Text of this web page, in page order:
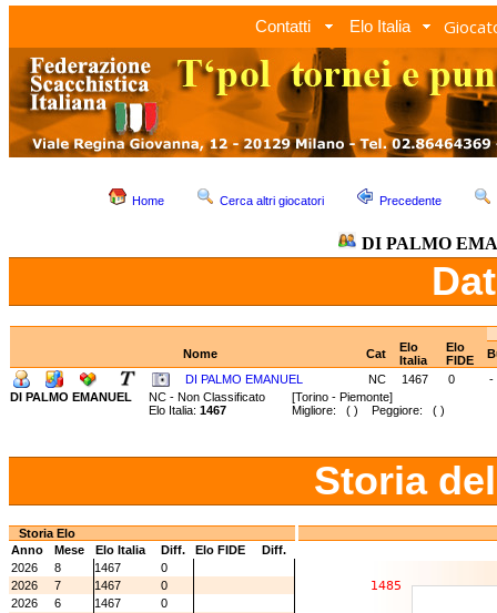
Contatti Elo Italia
Home Cerca altri giocatori Precedente
DI PALMO
Nome Cat
Elo
Italia
Elo
FIDE
DI PALMO EMANUEL
NC 1467 0
-
DI PALMO EMANUEL
NC - Non Classificato [Torino - Piemonte]
Elo Italia: 1467 Migliore: ( ) Peggiore: ( )
Storia
Storia Elo
Anno
Mese Elo Italia Diff. Elo FIDE
Diff.
2026
8 1467
0
2026
7 1467
0
2026
6 1467
0